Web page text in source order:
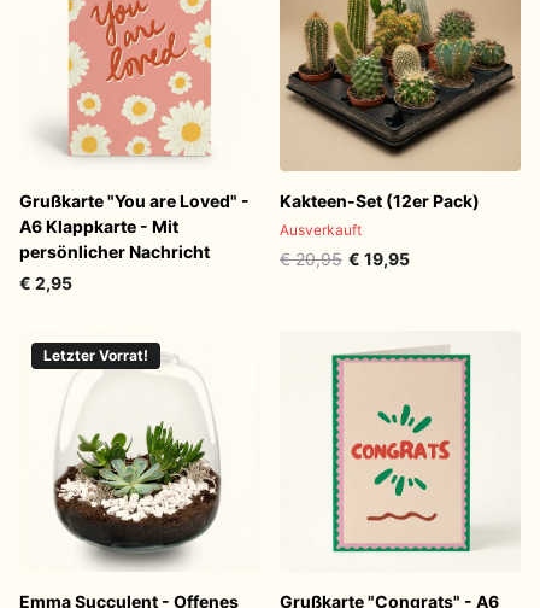
Grußkarte "You are Loved" -
A6 Klappkarte - Mit
persönlicher Nachricht
€ 2,95
Kakteen-Set (12er Pack)
Ausverkauft
€ 20,95 € 19,95
Letzter Vorrat!
Emma Succulent - Offenes
Grußkarte "Congrats" - A6